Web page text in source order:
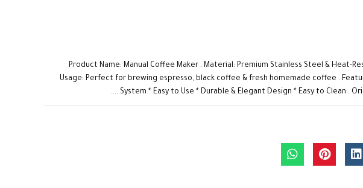
Product Name: Manual Coffee Maker . Material: Premium Stainless Steel & Heat-
Usage: Perfect for brewing espresso, black coffee & fresh homemade coffee .
System * Easy to Use * Durable & Elegant Design * Easy to Clean .